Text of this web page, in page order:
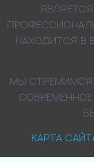
НАХОДИТСЯ В
МЫ СТРЕМИМСЯ
КАРТА